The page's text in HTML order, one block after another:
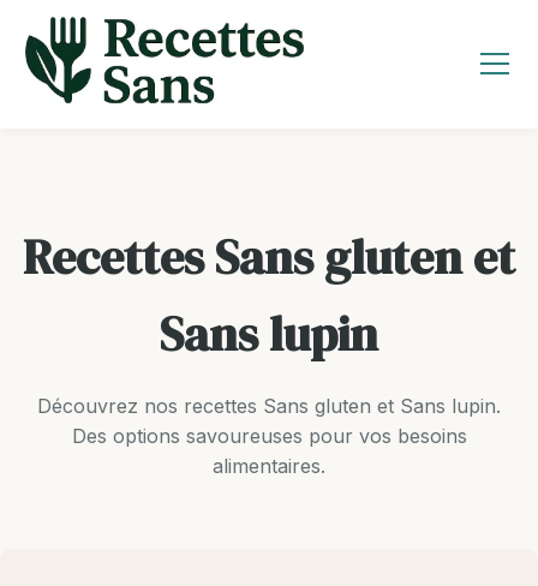
contenu
Recettes Sans gluten et
Sans lupin
Découvrez nos recettes Sans gluten et Sans lupin.
Des options savoureuses pour vos besoins
alimentaires.